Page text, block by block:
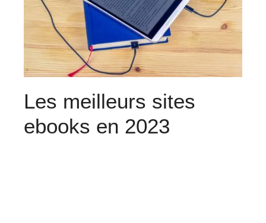
Les meilleurs sites
ebooks en 2023